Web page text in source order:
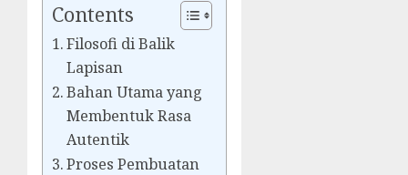
Contents
Filosofi di Balik
Lapisan
Bahan Utama yang
Membentuk Rasa
Autentik
Proses Pembuatan